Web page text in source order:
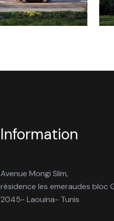
Information
Avenue Mongi Slim,
résidence les emeraudes bloc
2045- Laouina- Tunis